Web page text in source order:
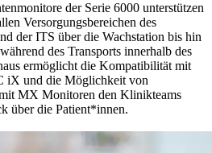
der Serie 6000 unterstützen
Versorgungsbereichen des
der ITS über die Wachstation bis hin
des Transports innerhalb des
ermöglicht die Kompatibilität mit
iX und die Möglichkeit von
MX Monitoren den Klinikteams
über die Patient*innen.